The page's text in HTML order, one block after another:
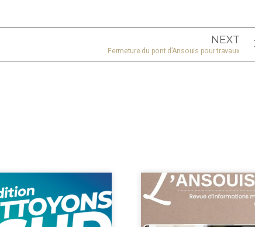
NEXT
Fermeture du pont d’Ansouis pour travaux